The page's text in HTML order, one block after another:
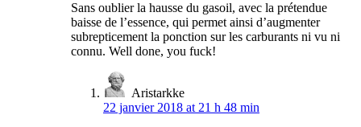
Sans oublier la hausse du gasoil, avec la prétendue
baisse de l’essence, qui permet ainsi d’augmenter
subrepticement la ponction sur les carburants ni vu ni
connu. Well done, you fuck!
Aristarkke
22 janvier 2018 at 21 h 48 min